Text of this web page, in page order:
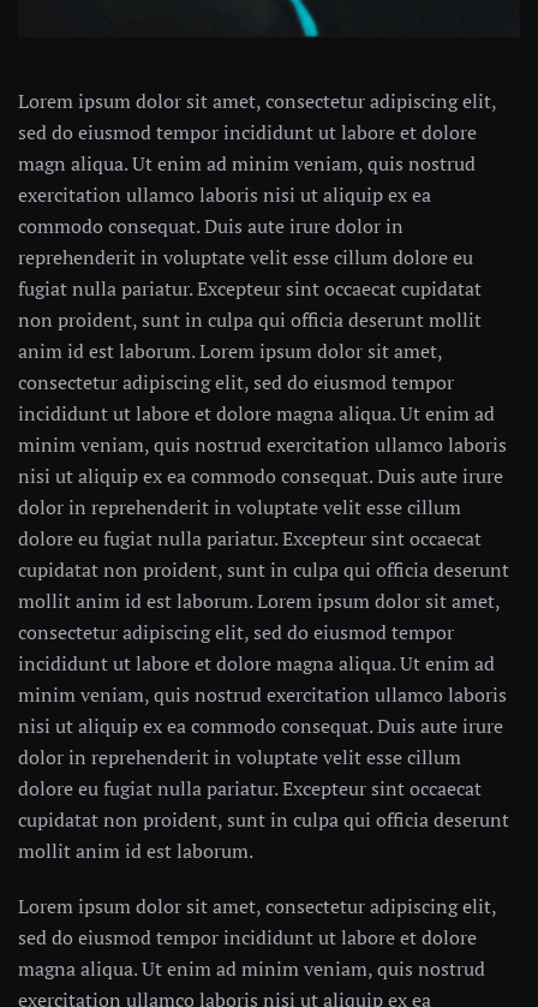
Lorem ipsum dolor sit amet, consectetur adipiscing elit,
sed do eiusmod tempor incididunt ut labore et dolore
magn aliqua. Ut enim ad minim veniam, quis nostrud
exercitation ullamco laboris nisi ut aliquip ex ea
commodo consequat. Duis aute irure dolor in
reprehenderit in voluptate velit esse cillum dolore eu
fugiat nulla pariatur. Excepteur sint occaecat cupidatat
non proident, sunt in culpa qui officia deserunt mollit
anim id est laborum. Lorem ipsum dolor sit amet,
consectetur adipiscing elit, sed do eiusmod tempor
incididunt ut labore et dolore magna aliqua. Ut enim ad
minim veniam, quis nostrud exercitation ullamco laboris
nisi ut aliquip ex ea commodo consequat. Duis aute irure
dolor in reprehenderit in voluptate velit esse cillum
dolore eu fugiat nulla pariatur. Excepteur sint occaecat
cupidatat non proident, sunt in culpa qui officia deserunt
mollit anim id est laborum. Lorem ipsum dolor sit amet,
consectetur adipiscing elit, sed do eiusmod tempor
incididunt ut labore et dolore magna aliqua. Ut enim ad
minim veniam, quis nostrud exercitation ullamco laboris
nisi ut aliquip ex ea commodo consequat. Duis aute irure
dolor in reprehenderit in voluptate velit esse cillum
dolore eu fugiat nulla pariatur. Excepteur sint occaecat
cupidatat non proident, sunt in culpa qui officia deserunt
mollit anim id est laborum.
Lorem ipsum dolor sit amet, consectetur adipiscing elit,
sed do eiusmod tempor incididunt ut labore et dolore
magna aliqua. Ut enim ad minim veniam, quis nostrud
exercitation ullamco laboris nisi ut aliquip ex ea